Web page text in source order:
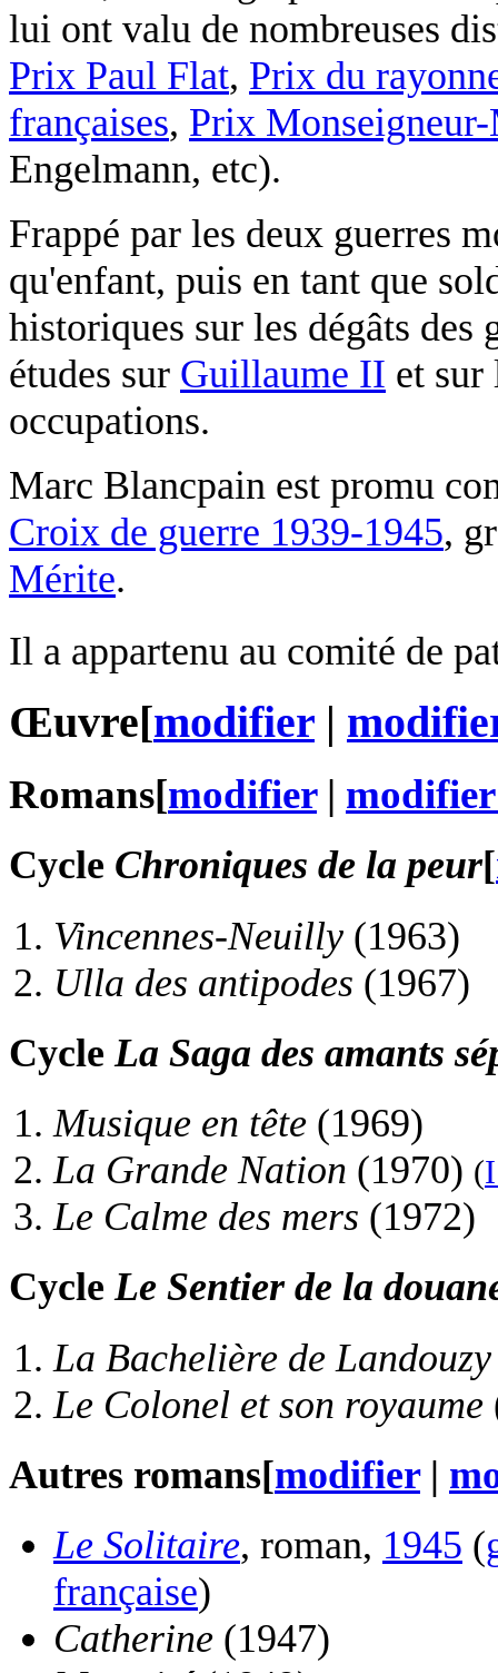
lui ont valu de nombreuses
Prix Paul Flat, Prix du
françaises, Prix
Engelmann, etc).
Frappé par les deux guerres
qu'enfant, puis en tant que
historiques sur les dégâts
études sur Guillaume II et sur
occupations.
Marc Blancpain est promu
Croix de guerre 1939-1945,
Mérite.
Il a appartenu au comité de
Œuvre[modifier |
Romans[modifier| modifier
Cycle Chroniques de la peur[
Vincennes-Neuilly (1963)
Ulla des antipodes (1967)
Cycle La Saga des amants
Musique en tête (1969)
La Grande Nation (1970) (
Le Calme des mers (1972)
CycleLe Sentier de la
La Bachelière de Landouzy
Le Colonel et son royaume
Autres romans[modifier|
Le Solitaire, roman, 1945 (
française)
Catherine (1947)